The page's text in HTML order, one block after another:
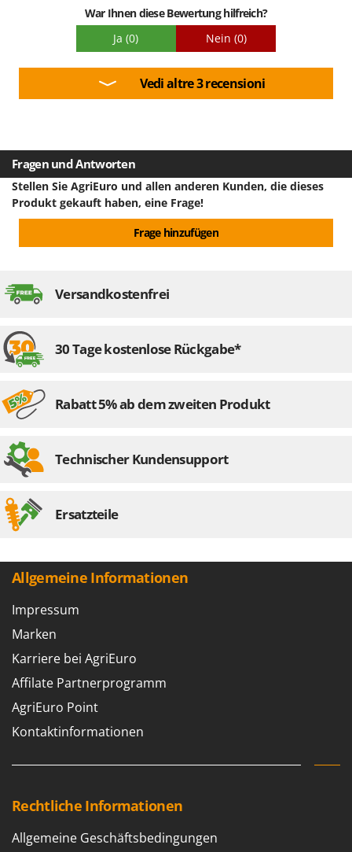
War Ihnen diese Bewertung hilfreich?
Ja (0) Nein (0)
Vedi altre 3 recensioni
Fragen und Antworten
Stellen Sie AgriEuro und allen anderen Kunden, die dieses
Produkt gekauft haben, eine Frage!
Frage hinzufügen
Versandkostenfrei
30 Tage kostenlose Rückgabe*
Rabatt 5% ab dem zweiten Produkt
Technischer Kundensupport
Ersatzteile
Allgemeine Informationen
Impressum
Marken
Karriere bei AgriEuro
Affilate Partnerprogramm
AgriEuro Point
Kontaktinformationen
Rechtliche Informationen
Allgemeine Geschäftsbedingungen